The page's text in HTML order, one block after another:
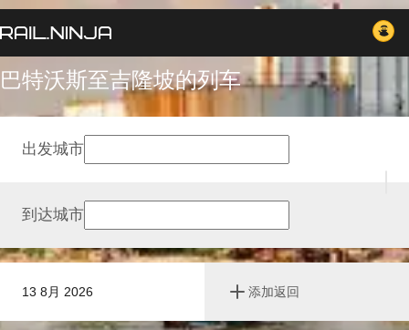
巴特沃斯至吉隆坡的列车
13 8月 2026 添加返回
出发城市
到达城市